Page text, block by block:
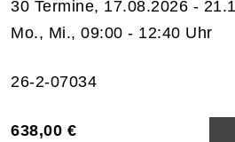
30 Termine, 17.08.2026 -
Mo., Mi., 09:00 - 12:40 Uhr
26-2-07034
638,00 €